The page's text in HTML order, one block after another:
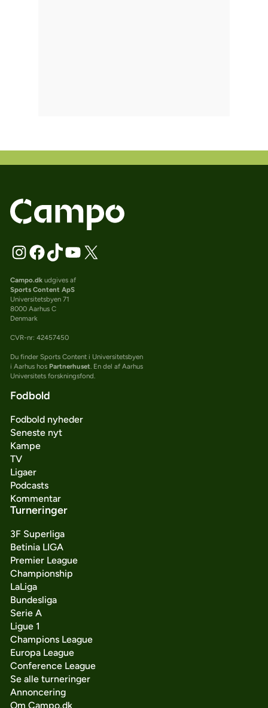
Campo.dkudgives af
Sports Content ApS
Universitetsbyen 71
8000 Aarhus C
Denmark
CVR-nr: 42457450
Du finder Sports Content i Universitetsbyen
i Aarhus hos Partnerhuset. En del af Aarhus
Universitets forskningsfond.
Fodbold
Fodbold nyheder
Seneste nyt
Kampe
TV
Ligaer
Podcasts
Kommentar
Turneringer
3F Superliga
Betinia LIGA
Premier League
Championship
LaLiga
Bundesliga
Serie A
Ligue 1
Champions League
Europa League
Conference League
Se alle turneringer
Annoncering
Om Campo.dk